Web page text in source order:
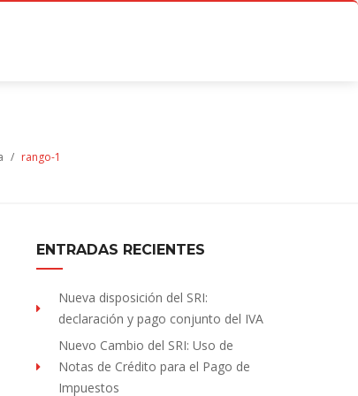
/ rango-1
ENTRADAS RECIENTES
Nueva disposición del SRI:
declaración y pago conjunto del IVA
Nuevo Cambio del SRI: Uso de
Notas de Crédito para el Pago de
Impuestos